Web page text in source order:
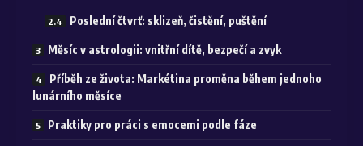
Poslední čtvrť: sklizeň, čistění, puštění
Měsíc v astrologii: vnitřní dítě, bezpečí a zvyk
Příběh ze života: Markétina proměna během jednoho
lunárního měsíce
Praktiky pro práci s emocemi podle fáze